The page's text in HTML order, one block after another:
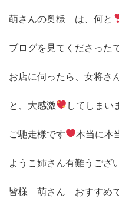
萌さんの奥様 は、何と
ブログを見てくださった
お店に伺ったら、女将さ
と、大感激 してしまい
ご馳走様です 本当に本
ようこ姉さん有難うござ
皆様 萌さん おすすめで